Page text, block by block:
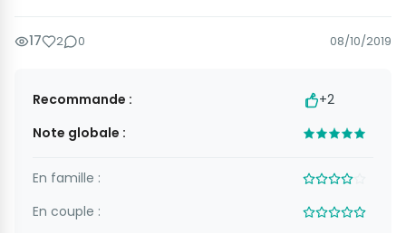
17 2 0 08/10/2019
Recommande :
+2
Note globale :
En famille :
En couple :